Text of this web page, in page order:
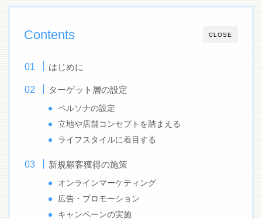
CLOSE
Contents
はじめに
ターゲット層の設定
ペルソナの設定
立地や店舗コンセプトを踏まえる
ライフスタイルに着目する
新規顧客獲得の施策
オンラインマーケティング
広告・プロモーション
キャンペーンの実施